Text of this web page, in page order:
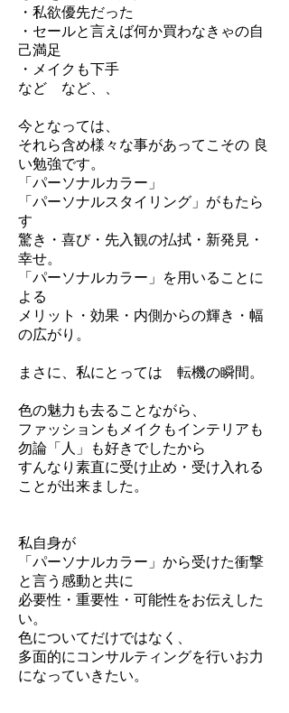
・私欲優先だった
・セールと言えば何か買わなきゃの自
己満足
・メイクも下手
など など、、
今となっては、
それら含め様々な事があってこその 良
い勉強です。
「パーソナルカラー」
「パーソナルスタイリング」がもたら
す
驚き・喜び・先入観の払拭・新発見・
幸せ。
「パーソナルカラー」を用いることに
よる
メリット・効果・内側からの輝き・幅
の広がり。
まさに、私にとっては 転機の瞬間。
色の魅力も去ることながら、
ファッションもメイクもインテリアも
勿論「人」も好きでしたから
すんなり素直に受け止め・受け入れる
ことが出来ました。
私自身が
「パーソナルカラー」から受けた衝撃
と言う感動と共に
必要性・重要性・可能性をお伝えした
い。
色についてだけではなく、
多面的にコンサルティングを行いお力
になっていきたい。